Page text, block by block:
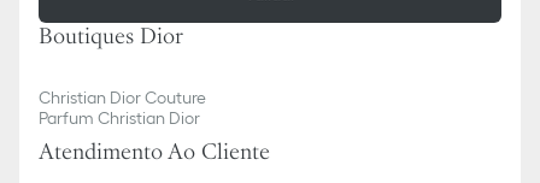
Boutiques Dior
Christian Dior Couture
Parfum Christian Dior
Atendimento Ao Cliente